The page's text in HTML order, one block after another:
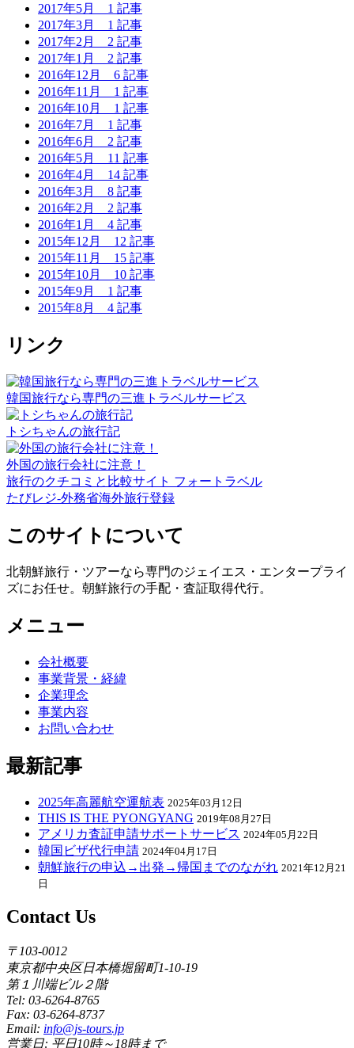
2017年5月 1 記事
2017年3月 1 記事
2017年2月 2 記事
2017年1月 2 記事
2016年12月 6 記事
2016年11月 1 記事
2016年10月 1 記事
2016年7月 1 記事
2016年6月 2 記事
2016年5月 11 記事
2016年4月 14 記事
2016年3月 8 記事
2016年2月 2 記事
2016年1月 4 記事
2015年12月 12 記事
2015年11月 15 記事
2015年10月 10 記事
2015年9月 1 記事
2015年8月 4 記事
リンク
韓国旅行なら専門の三進トラベルサービス
トシちゃんの旅行記
外国の旅行会社に注意！
旅行のクチコミと比較サイト フォートラベル
たびレジ-外務省海外旅行登録
このサイトについて
北朝鮮旅行・ツアーなら専門のジェイエス・エンタープライ
ズにお任せ。朝鮮旅行の手配・査証取得代行。
メニュー
会社概要
事業背景・経緯
企業理念
事業内容
お問い合わせ
最新記事
2025年高麗航空運航表 2025年03月12日
THIS IS THE PYONGYANG 2019年08月27日
アメリカ査証申請サポートサービス 2024年05月22日
韓国ビザ代行申請 2024年04月17日
朝鮮旅行の申込→出発→帰国までのながれ 2021年12月21
日
Contact Us
〒103-0012
東京都中央区日本橋堀留町1-10-19
第１川端ビル２階
Tel: 03-6264-8765
Fax: 03-6264-8737
Email: info@js-tours.jp
営業日: 平日10時～18時まで